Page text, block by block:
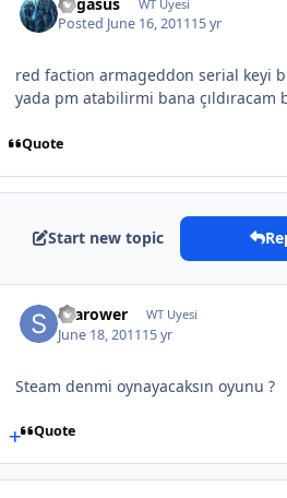
WT Uyesi
Posted June 16, 201115 yr
red faction armageddon serial keyi
yada pm atabilirmi bana çıldıracam
Quote
Start new topic
Scarower WT Uyesi
June 18, 201115 yr
Steam denmi oynayacaksın oyunu ?
Quote